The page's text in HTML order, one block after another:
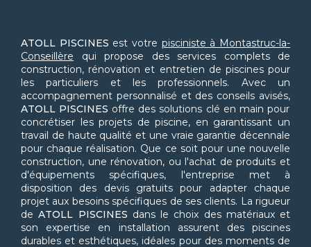
ATOLL PISCINES est votre pisciniste à Montastruc-la-
Conseillère qui propose des services complets de
construction, rénovation et entretien de piscines pour
les particuliers et les professionnels. Avec un
accompagnement personnalisé et des conseils avisés,
ATOLL PISCINES offre des solutions clé en main pour
concrétiser les projets de piscine, en garantissant un
travail de haute qualité et une vraie garantie décennale
pour chaque réalisation. Que ce soit pour une nouvelle
construction, une rénovation, ou l'achat de produits et
d'équipements spécifiques, l'entreprise met à
disposition des devis gratuits pour adapter chaque
projet aux besoins spécifiques de ses clients. La rigueur
deATOLL PISCINES dans le choix des matériaux et
son expertise en installation assurent des piscines
durables et esthétiques, idéales pour des moments de